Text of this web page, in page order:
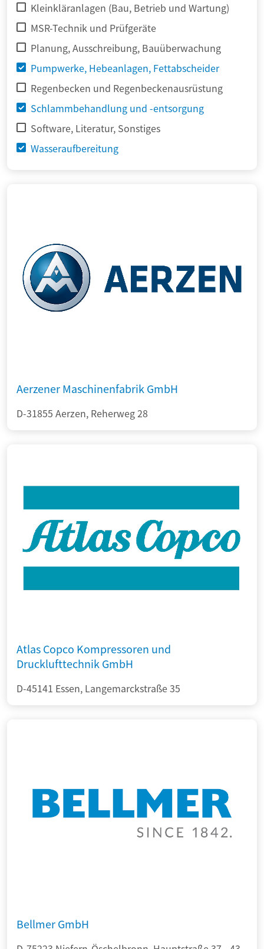
Kleinkläranlagen (Bau, Betrieb und Wartung)
MSR-Technik und Prüfgeräte
Planung, Ausschreibung, Bauüberwachung
Pumpwerke, Hebeanlagen, Fettabscheider
Regenbecken und Regenbeckenausrüstung
Schlammbehandlung und -entsorgung
Software, Literatur, Sonstiges
Wasseraufbereitung
Aerzener Maschinenfabrik GmbH
D-31855 Aerzen, Reherweg 28
Atlas Copco Kompressoren und
Drucklufttechnik GmbH
D-45141 Essen, Langemarckstraße 35
Bellmer GmbH